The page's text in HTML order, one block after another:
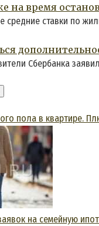
на время
ставки по
Сбербанка
пола в квартире.
на семейную